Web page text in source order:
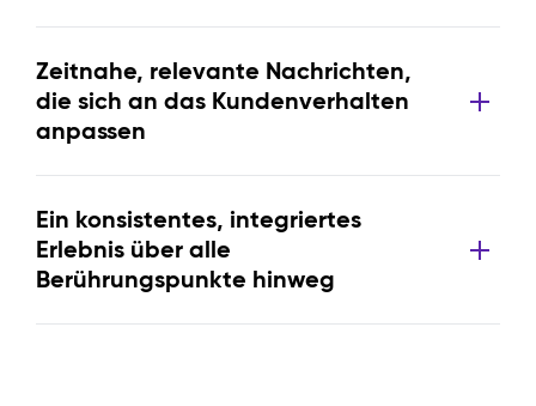
Zeitnahe, relevante Nachrichten,
die sich an das Kundenverhalten
anpassen
Ein konsistentes, integriertes
Erlebnis über alle
Berührungspunkte hinweg